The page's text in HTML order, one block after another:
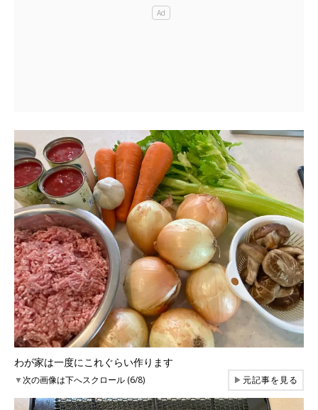
わが家は一度にこれぐらい作ります
▼次の画像は下へスクロール (6/8) ▶元記事を見る